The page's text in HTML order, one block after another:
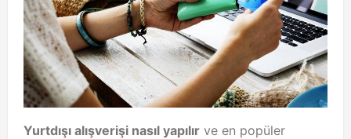
Yurtdışı alışverişi nasıl yapılır ve en popüler